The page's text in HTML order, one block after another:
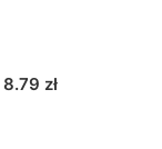
8.79 zł